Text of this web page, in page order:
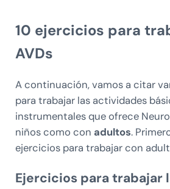
10 ejercicios para
AVDs
A continuación, vamos a citar
para trabajar las actividades
instrumentales que ofrece
niños como con adultos.
ejercicios para trabajar con
Ejercicios para trabajar